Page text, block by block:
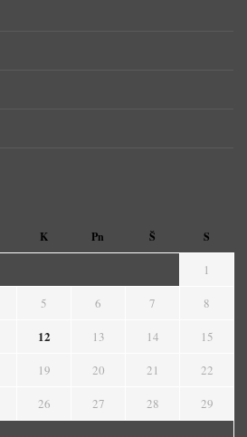
K Pn Š S
1
5 6 7 8
12 13 14 15
19 20 21 22
26 27 28 29